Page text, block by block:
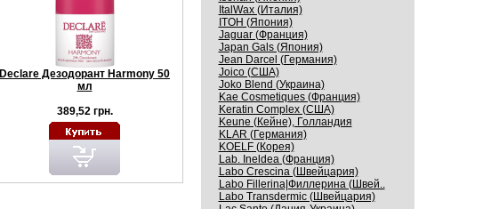
Declare Дезодорант Harmony 50
мл
389,52 грн.
ItalWax (Италия)
ITOH (Япония)
Jaguar (Франция)
Japan Gals (Япония)
Jean Darcel (Германия)
Joico (США)
Joko Blend (Украина)
Kaе Cosmеtiques (Франция)
Keratin Complex (США)
Keune (Кейне), Голландия
KLAR (Германия)
KOELF (Корея)
Lab. Ineldea (Франция)
Labo Crescina (Швейцария)
Labo Fillerina|Филлерина (Швей..
Labo Transdermic (Швейцария)